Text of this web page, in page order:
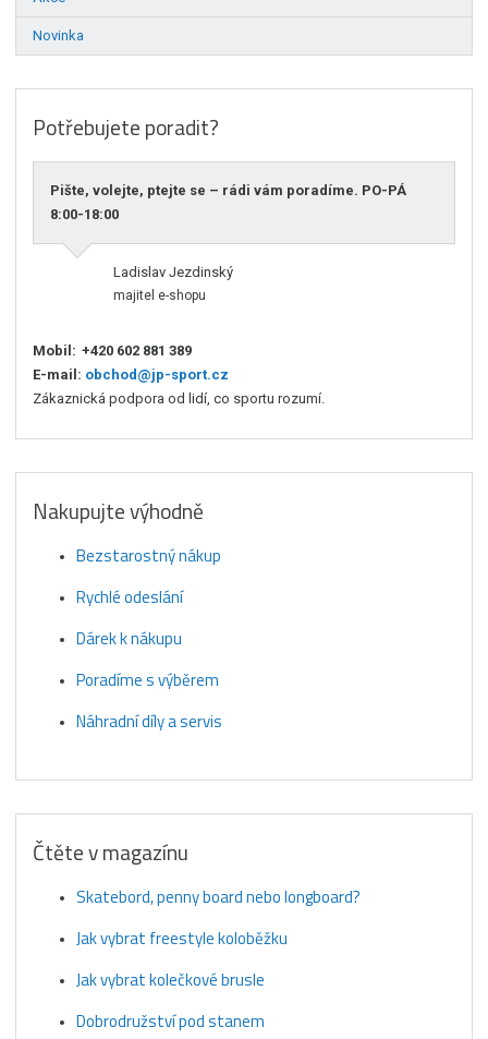
Novinka
Potřebujete poradit?
Pište, volejte, ptejte se – rádi vám poradíme. PO-PÁ
8:00-18:00
Ladislav Jezdinský
majitel e-shopu
Mobil: +420 602 881 389
E-mail: obchod@jp-sport.cz
Zákaznická podpora od lidí, co sportu rozumí.
Nakupujte výhodně
Bezstarostný nákup
Rychlé odeslání
Dárek k nákupu
Poradíme s výběrem
Náhradní díly a servis
Čtěte v magazínu
Skatebord, penny board nebo longboard?
Jak vybrat freestyle koloběžku
Jak vybrat kolečkové brusle
Dobrodružství pod stanem